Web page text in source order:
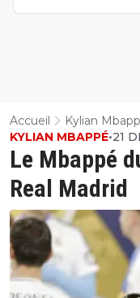
Accueil Kylian
Le Mbappé
Real Madrid
KYLIAN MBAPPÉ•21